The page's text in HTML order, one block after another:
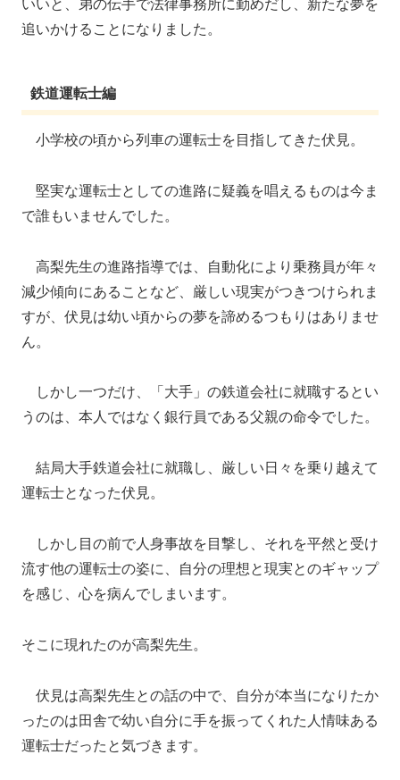
追いかけることになりました。
鉄道運転士編
小学校の頃から列車の運転士を目指してきた伏見。
堅実な運転士としての進路に疑義を唱えるものは今ま
で誰もいませんでした。
高梨先生の進路指導では、自動化により乗務員が年々
減少傾向にあることなど、厳しい現実がつきつけられま
すが、伏見は幼い頃からの夢を諦めるつもりはありませ
ん。
しかし一つだけ、「大手」の鉄道会社に就職するとい
うのは、本人ではなく銀行員である父親の命令でした。
結局大手鉄道会社に就職し、厳しい日々を乗り越えて
運転士となった伏見。
しかし目の前で人身事故を目撃し、それを平然と受け
流す他の運転士の姿に、自分の理想と現実とのギャップ
を感じ、心を病んでしまいます。
そこに現れたのが高梨先生。
伏見は高梨先生との話の中で、自分が本当になりたか
ったのは田舎で幼い自分に手を振ってくれた人情味ある
運転士だったと気づきます。